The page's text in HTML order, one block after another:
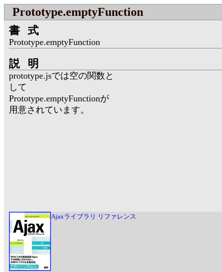
Prototype.emptyFunction
書式
Prototype.emptyFunction
説明
prototype.jsでは空の関数と
して
Prototype.emptyFunctionが
用意されています。
Ajaxライブラリ リファレンス